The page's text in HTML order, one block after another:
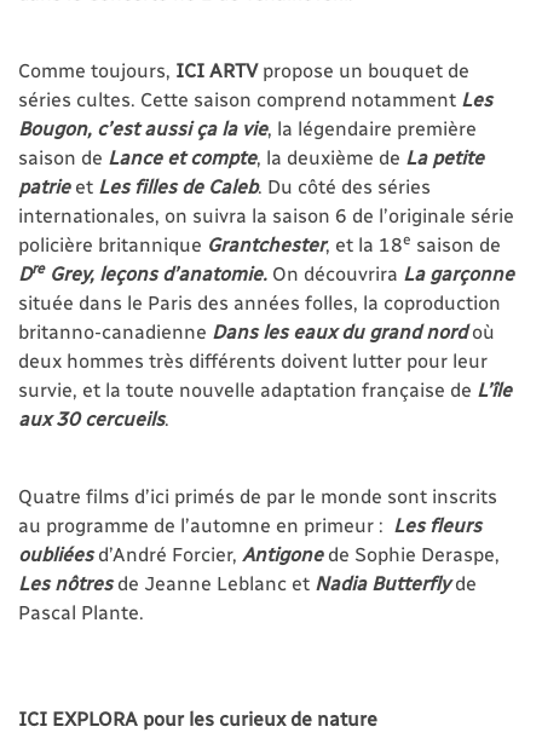
Comme toujours, ICI ARTVpropose un bouquet de
séries cultes. Cette saison comprend notamment Les
Bougon, c’est aussi ça la vie, la légendaire première
saison de Lance et compte, la deuxième de La petite
patrieet Les filles de Caleb. Du côté des séries
internationales, on suivra la saison 6 de l’originale série
policière britannique Grantchester, et la 18e saison de
DreGrey, leçons d’anatomie. On découvrira La garçonne
située dans le Paris des années folles, la coproduction
britanno-canadienne Dans les eaux du grand nordoù
deux hommes très différents doivent lutter pour leur
survie, et la toute nouvelle adaptation française de L’île
aux 30 cercueils.
Quatre films d’ici primés de par le monde sont inscrits
au programme de l’automne en primeur : Les fleurs
oubliéesd’André Forcier, Antigone de Sophie Deraspe,
Les nôtresde Jeanne Leblanc et Nadia Butterflyde
Pascal Plante.
ICI EXPLORA pour les curieux de nature